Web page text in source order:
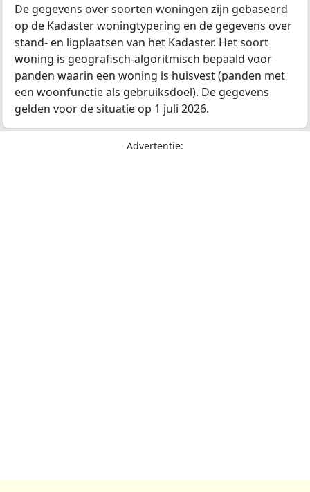
De gegevens over soorten woningen zijn gebaseerd
op de Kadaster woningtypering en de gegevens over
stand- en ligplaatsen van het Kadaster. Het soort
woning is geografisch-algoritmisch bepaald voor
panden waarin een woning is huisvest (panden met
een woonfunctie als gebruiksdoel). De gegevens
gelden voor de situatie op 1 juli 2026.
Advertentie: